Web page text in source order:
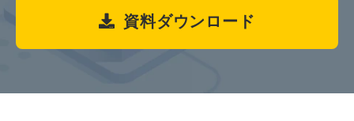
資料ダウンロード